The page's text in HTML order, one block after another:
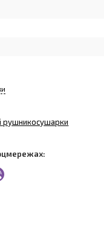
рушникосушарки